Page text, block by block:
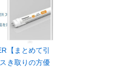
【まとめて引
き取りの方優